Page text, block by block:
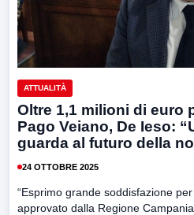
ATTUALITÀ
Oltre 1,1 milioni di euro
Pago Veiano, De Ieso:
guarda al futuro della
24 OTTOBRE 2025
“Esprimo grande soddisfazione
approvato dalla Regione